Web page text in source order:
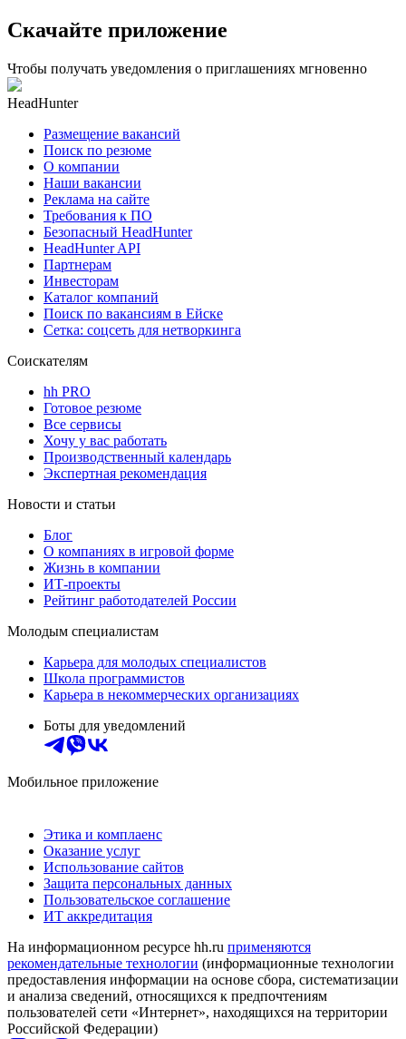
Скачайте приложение
Чтобы получать уведомления о приглашениях мгновенно
HeadHunter
Размещение вакансий
Поиск по резюме
О компании
Наши вакансии
Реклама на сайте
Требования к ПО
Безопасный HeadHunter
HeadHunter API
Партнерам
Инвесторам
Каталог компаний
Поиск по вакансиям в Ейске
Сетка: соцсеть для нетворкинга
Соискателям
hh PRO
Готовое резюме
Все сервисы
Хочу у вас работать
Производственный календарь
Экспертная рекомендация
Новости и статьи
Блог
О компаниях в игровой форме
Жизнь в компании
ИТ-проекты
Рейтинг работодателей России
Молодым специалистам
Карьера для молодых специалистов
Школа программистов
Карьера в некоммерческих организациях
Боты для уведомлений
Мобильное приложение
Этика и комплаенс
Оказание услуг
Использование сайтов
Защита персональных данных
Пользовательское соглашение
ИТ аккредитация
На информационном ресурсе hh.ru применяются
рекомендательные технологии (информационные технологии
предоставления информации на основе сбора, систематизации
и анализа сведений, относящихся к предпочтениям
пользователей сети «Интернет», находящихся на территории
Российской Федерации)